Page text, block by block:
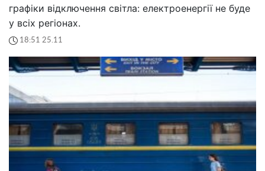
графіки відключення світла: електроенергії не буде
у всіх регіонах.
18:51 25.11